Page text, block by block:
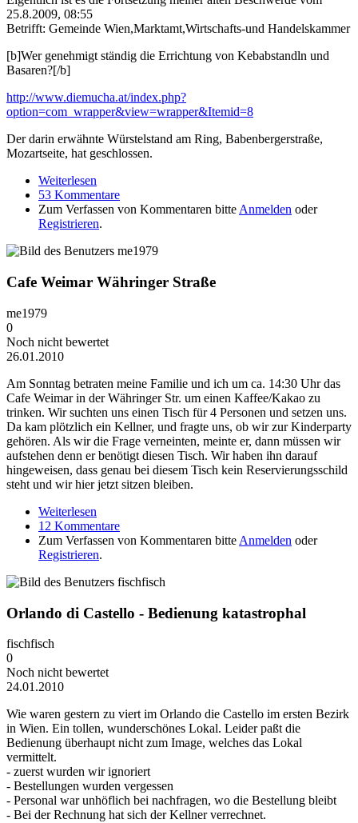
25.8.2009, 08:55
Betrifft: Gemeinde Wien,Marktamt,Wirtschafts-und Handelskammer
[b]Wer genehmigt ständig die Errichtung von Kebabstandln und
Basaren?[/b]
http://www.diemucha.at/index.php?
option=com_wrapper&view=wrapper&Itemid=8
Der darin erwähnte Würstelstand am Ring, Babenbergerstraße,
Mozartseite, hat geschlossen.
Weiterlesen
53 Kommentare
Zum Verfassen von Kommentaren bitteAnmelden oder
Registrieren.
Cafe Weimar Währinger Straße
me1979
0
Noch nicht bewertet
26.01.2010
Am Sonntag betraten meine Familie und ich um ca. 14:30 Uhr das
Cafe Weimar in der Währinger Str. um einen Kaffee/Kakao zu
trinken. Wir suchten uns einen Tisch für 4 Personen und setzen uns.
Da kam plötzlich ein Kellner, und fragte uns, ob wir zur Kinderparty
gehören. Als wir die Frage verneinten, meinte er, dann müssen wir
aufstehen denn er benötigt diesen Tisch. Wir haben ihn darauf
hingeweisen, dass genau bei diesem Tisch kein Reservierungsschild
steht und wir hier jetzt sitzen bleiben.
Weiterlesen
12 Kommentare
Zum Verfassen von Kommentaren bitte Anmelden oder
Registrieren.
Orlando di Castello - Bedienung katastrophal
fischfisch
0
Noch nicht bewertet
24.01.2010
Wie waren gestern zu viert im Orlando die Castello im ersten Bezirk
in Wien. Ein tollen, wunderschönes Lokal. Leider paßt die
Bedienung überhaupt nicht zum Image, welches das Lokal
vermittelt.
- zuerst wurden wir ignoriert
- Bestellungen wurden vergessen
- Personal war unhöflich bei nachfragen, wo die Bestellung bleibt
- Bei der Rechnung hat sich der Kellner verrechnet.